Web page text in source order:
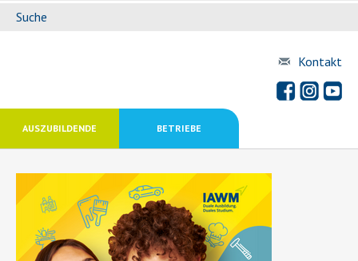
Suche
Kontakt
AUSZUBILDENDE BETRIEBE